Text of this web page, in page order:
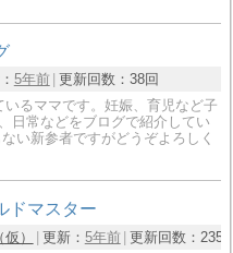
5年前 更新回数： 38回
るママです。妊娠、育児など子
日常などをブログで紹介してい
い新参者ですがどうぞよろしく
ドマスター
） 更新： 5年前 更新回数： 235